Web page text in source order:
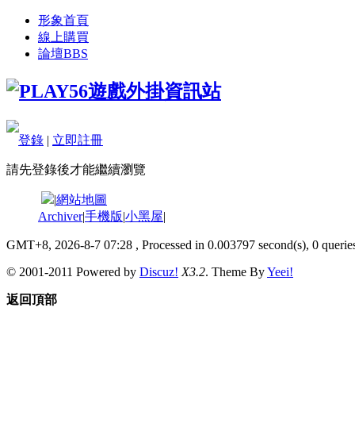
形象首頁
線上購買
論壇BBS
登錄 | 立即註冊
請先登錄後才能繼續瀏覽
|網站地圖
Archiver|手機版|小黑屋|
GMT+8, 2026-8-7 07:28 , Processed in 0.003797 second(s), 0
© 2001-2011 Powered by Discuz! X3.2. Theme ByYeei!
返回頂部